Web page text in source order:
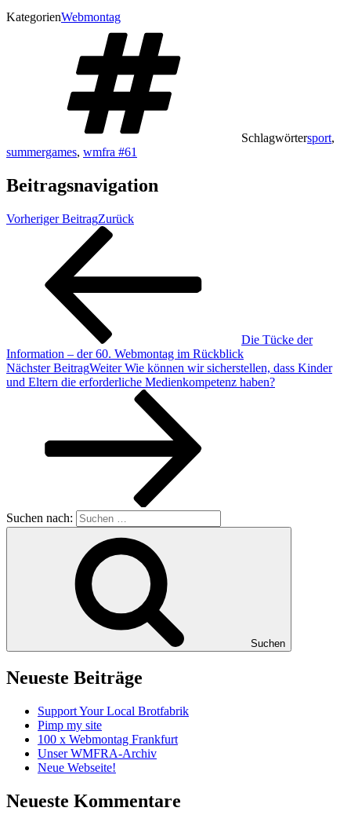
KategorienWebmontag
Schlagwörtersport,
summergames, wmfra #61
Beitragsnavigation
Vorheriger BeitragZurück
Die Tücke der
Information – der 60. Webmontag im Rückblick
Nächster BeitragWeiter Wie können wir sicherstellen, dass Kinder
und Eltern die erforderliche Medienkompetenz haben?
Suchen nach:
Suchen
Neueste Beiträge
Support Your Local Brotfabrik
Pimp my site
100 x Webmontag Frankfurt
Unser WMFRA-Archiv
Neue Webseite!
Neueste Kommentare